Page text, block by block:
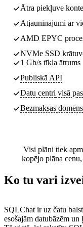
Ātra piekļuve
Atjauninājumi ar
AMD EPYC
NVMe SSD
1 Gb/s tīkla ātrums
Publiskā API
Datu centri visā
Bezmaksas
Visi plāni tiek
kopējo plāna
Ko tu vari
SQLChat ir uz čatu
esošajām datubāzēm